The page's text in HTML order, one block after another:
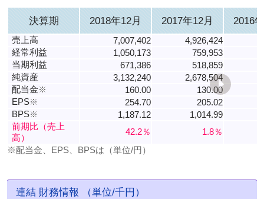
決算期 2018年12月 2017年12月 2016
売上高 7,007,402 4,926,424
経常利益
1,050,173
759,953
当期利益
671,386
518,859
純資産
3,132,240 2,678,504
配当金※ 160.00
130.00
EPS※ 254.70
205.02
BPS※ 1,187.12 1,014.99
前期比（売上
高）
42.2％
1.8％
※配当金、EPS、BPSは（単位/円）
連結 財務情報 （単位/千円）